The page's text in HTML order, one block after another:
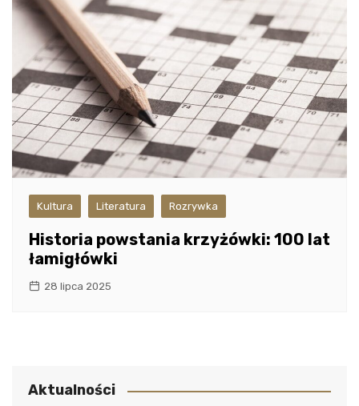
Kultura Literatura Rozrywka
Historia powstania krzyżówki: 100 lat
łamigłówki
28 lipca 2025
Aktualności